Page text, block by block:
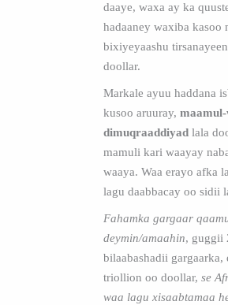
daaye, waxa ay ka
hadaaney waxiba kasoo
bixiyeyaashu
doollar.
Markale ayuu haddana
kusoo aruuray, maamul-
dimuqraaddiyad lala
mamuli kari waayay
waaya. Waa erayo afka
lagu daabbacay oo sidii
Fahamka gargaar
deymin/amaahin, guggii
bilaabashadii
triollion oo doollar, se
waa lagu xisaabtamaa